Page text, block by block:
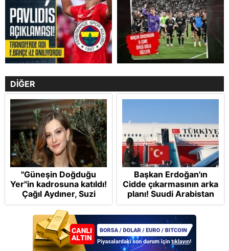
DİĞER
"Güneşin Doğduğu
Yer"in kadrosuna katıldı!
Çağıl Aydıner, Suzi
karakteriyle geliyor
Başkan Erdoğan'ın
Cidde çıkarmasının arka
planı! Suudi Arabistan
ve Pakistan'la Mekke
Anlaşması: "Tel Aviv için
'ölümcül ittifak"